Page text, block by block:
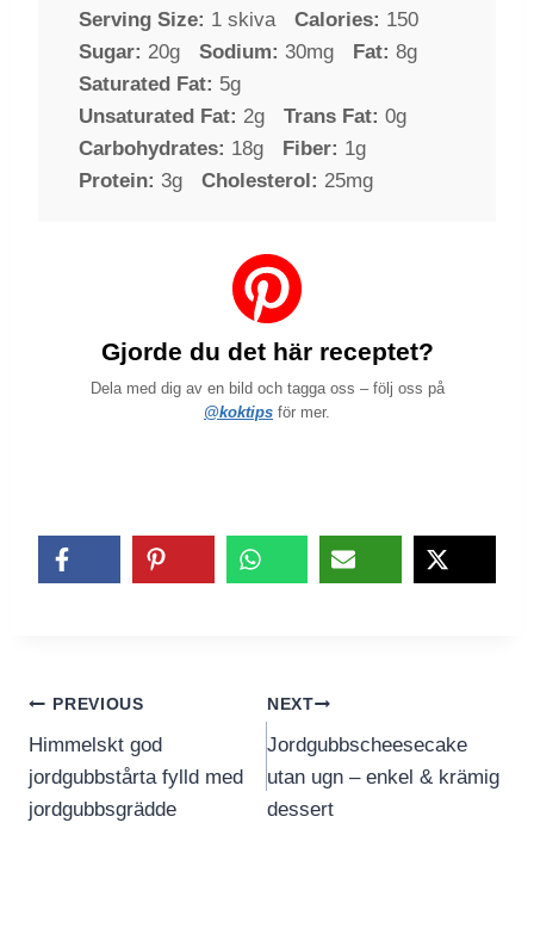
Serving Size: 1 skiva Calories: 150
Sugar: 20g Sodium: 30mg Fat: 8g
Saturated Fat: 5g
Unsaturated Fat: 2g Trans Fat: 0g
Carbohydrates: 18g Fiber: 1g
Protein: 3g Cholesterol: 25mg
Gjorde du det här receptet?
Dela med dig av en bild och tagga oss – följ oss på
@koktips för mer.
Inläggsnavigering
PREVIOUS
Himmelskt god
jordgubbstårta fylld med
jordgubbsgrädde
NEXT
Jordgubbscheesecake
utan ugn – enkel & krämig
dessert